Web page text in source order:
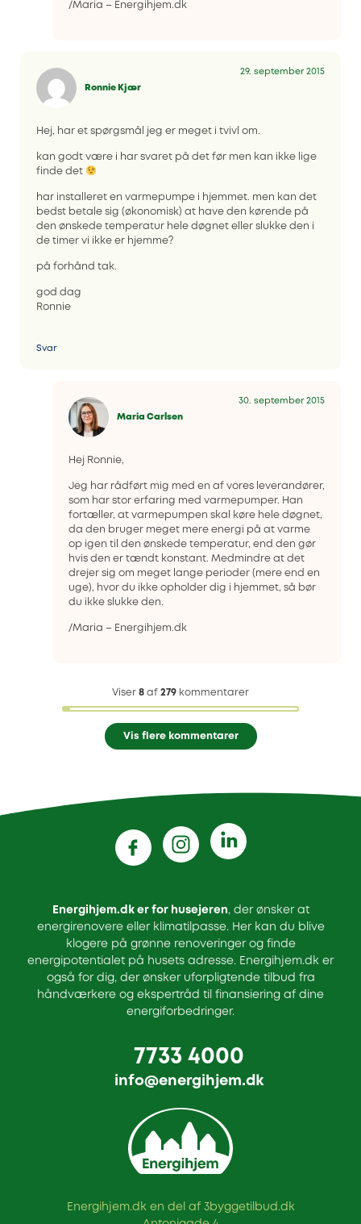
/Maria – Energihjem.dk
Ronnie Kjær
29. september 2015
Hej, har et spørgsmål jeg er meget i tvivl om.
kan godt være i har svaret på det før men kan ikke lige
finde det
har installeret en varmepumpe i hjemmet. men kan det
bedst betale sig (økonomisk) at have den kørende på
den ønskede temperatur hele døgnet eller slukke den i
de timer vi ikke er hjemme?
på forhånd tak.
god dag
Ronnie
Svar
Maria Carlsen
30. september 2015
Hej Ronnie,
Jeg har rådført mig med en af vores leverandører,
som har stor erfaring med varmepumper. Han
fortæller, at varmepumpen skal køre hele døgnet,
da den bruger meget mere energi på at varme
op igen til den ønskede temperatur, end den gør
hvis den er tændt konstant. Medmindre at det
drejer sig om meget lange perioder (mere end en
uge), hvor du ikke opholder dig i hjemmet, så bør
du ikke slukke den.
/Maria – Energihjem.dk
Viser 8 af 279 kommentarer
Vis flere kommentarer
Energihjem.dk er for husejeren, der ønsker at
energirenovere eller klimatilpasse. Her kan du blive
klogere på grønne renoveringer og finde
energipotentialet på husets adresse. Energihjem.dk er
også for dig, der ønsker uforpligtende tilbud fra
håndværkere og ekspertråd til finansiering af dine
energiforbedringer.
7733 4000
info@energihjem.dk
Energihjem.dk en del af 3byggetilbud.dk